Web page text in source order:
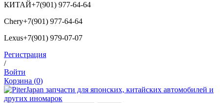
КИТАЙ+7(901) 977-64-64
Chery+7(901) 977-64-64
Lexus+7(901) 979-07-07
Регистрация
/
Войти
Корзина (0)